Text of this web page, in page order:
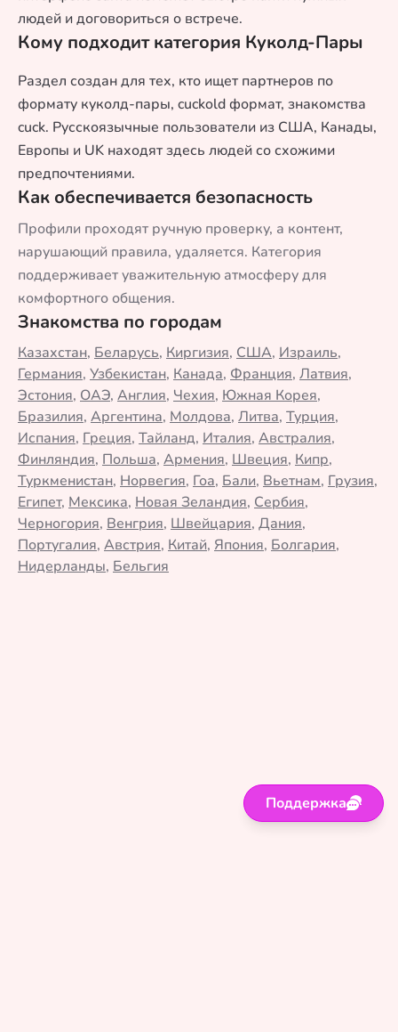
людей и договориться о встрече.
Кому подходит категория Куколд-Пары
Раздел создан для тех, кто ищет партнеров по
формату куколд-пары, cuckold формат, знакомства
cuck. Русскоязычные пользователи из США, Канады,
Европы и UK находят здесь людей со схожими
предпочтениями.
Как обеспечивается безопасность
Профили проходят ручную проверку, а контент,
нарушающий правила, удаляется. Категория
поддерживает уважительную атмосферу для
комфортного общения.
Знакомства по городам
Казахстан, Беларусь, Киргизия, США, Израиль,
Германия, Узбекистан, Канада, Франция, Латвия,
Эстония, ОАЭ, Англия, Чехия, Южная Корея,
Бразилия, Аргентина, Молдова, Литва, Турция,
Испания, Греция, Тайланд, Италия, Австралия,
Финляндия, Польша, Армения, Швеция, Кипр,
Туркменистан, Норвегия, Гоа, Бали, Вьетнам, Грузия,
Египет, Мексика, Новая Зеландия, Сербия,
Черногория, Венгрия, Швейцария, Дания,
Португалия, Австрия, Китай, Япония, Болгария,
Нидерланды, Бельгия
Поддержка